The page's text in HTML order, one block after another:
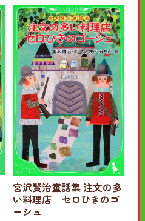
宮沢賢治童話集 注文の多
い料理店 セロひきのゴ
ーシュ